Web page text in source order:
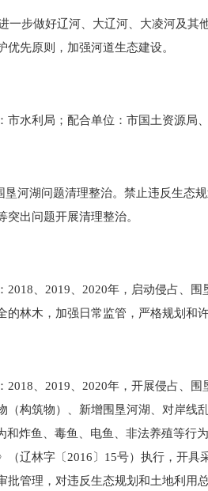
步做好辽河、大辽河、大凌河及其
优先原则，加强河道生态建设。
水利局；配合单位：市国土资源局
湖问题清理整治。禁止违反生态规
突出问题开展清理整治。
、2019、2020年，启动侵占、围
的林木，加强日常监管，严格规划和
、2019、2020年，开展侵占、围
（构筑物）、新增围垦河湖、对岸线
和炸鱼、毒鱼、电鱼、非法养殖等行
（辽林字〔2016〕15号）执行，开
批管理，对违反生态规划和土地利用